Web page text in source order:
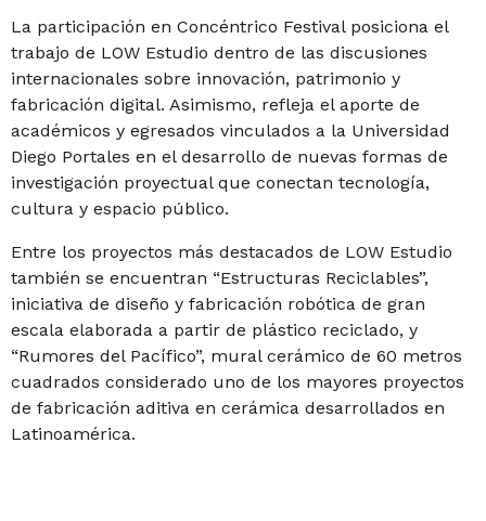
La participación en Concéntrico Festival posiciona el
trabajo de LOW Estudio dentro de las discusiones
internacionales sobre innovación, patrimonio y
fabricación digital. Asimismo, refleja el aporte de
académicos y egresados vinculados a la Universidad
Diego Portales en el desarrollo de nuevas formas de
investigación proyectual que conectan tecnología,
cultura y espacio público.
Entre los proyectos más destacados de LOW Estudio
también se encuentran “Estructuras Reciclables”,
iniciativa de diseño y fabricación robótica de gran
escala elaborada a partir de plástico reciclado, y
“Rumores del Pacífico”, mural cerámico de 60 metros
cuadrados considerado uno de los mayores proyectos
de fabricación aditiva en cerámica desarrollados en
Latinoamérica.